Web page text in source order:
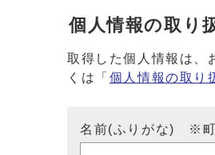
個人情報の取り
取得した個人情報は、
くは「 個人情報の取り
名前(ふりがな) ※町